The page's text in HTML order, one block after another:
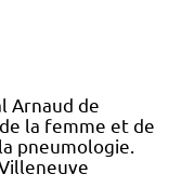
Arnaud de
la femme et de
pneumologie.